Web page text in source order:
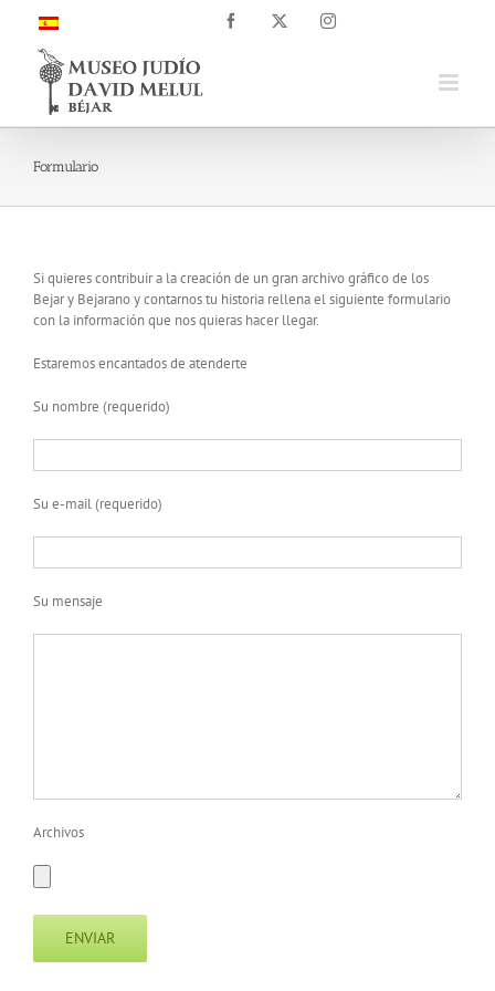
contenido
Facebook Instagram
Formulario
Si quieres contribuir a la creación de un gran archivo gráfico de los
Bejar y Bejarano y contarnos tu historia rellena el siguiente formulario
con la información que nos quieras hacer llegar.
Estaremos encantados de atenderte
Su nombre (requerido)
Su e-mail (requerido)
Su mensaje
Archivos